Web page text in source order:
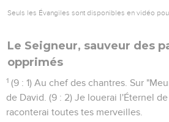
Seuls les Évangiles sont disponibles en vidéo
Le Seigneur, sauveur des
opprimés
1 (9 : 1) Au chef des chantres. Sur
de David. (9 : 2) Je louerai l'Éternel
raconterai toutes tes merveilles.